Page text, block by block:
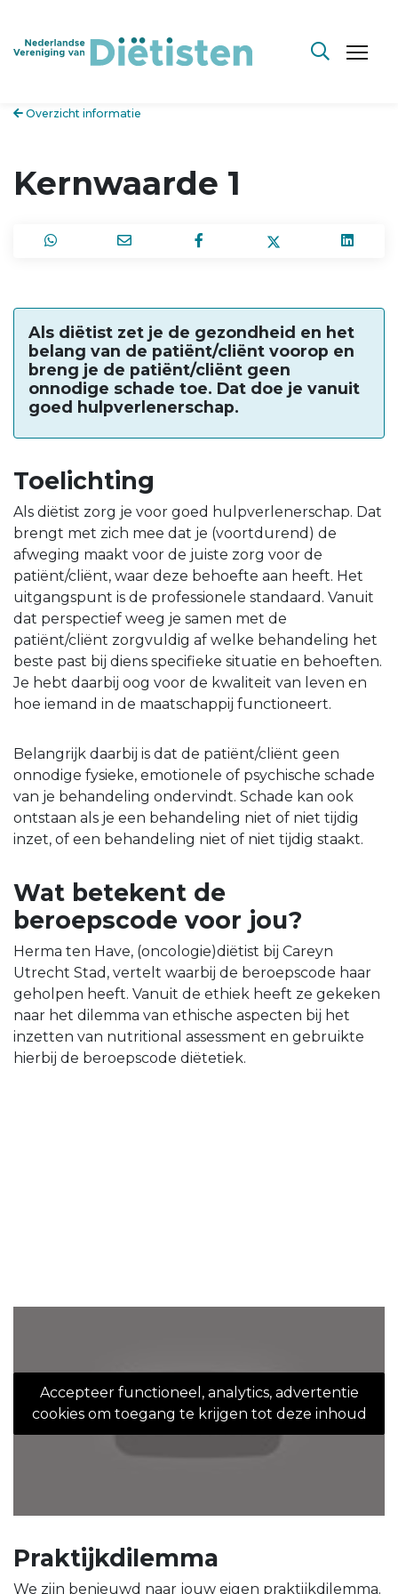
Overzicht informatie
Kernwaarde 1
Als diëtist zet je de gezondheid en het
belang van de patiënt/cliënt voorop en
breng je de patiënt/cliënt geen
onnodige schade toe. Dat doe je vanuit
goed hulpverlenerschap.
Toelichting
Als diëtist zorg je voor goed hulpverlenerschap. Dat
brengt met zich mee dat je (voortdurend) de
afweging maakt voor de juiste zorg voor de
patiënt/cliënt, waar deze behoefte aan heeft. Het
uitgangspunt is de professionele standaard. Vanuit
dat perspectief weeg je samen met de
patiënt/cliënt zorgvuldig af welke behandeling het
beste past bij diens specifieke situatie en behoeften.
Je hebt daarbij oog voor de kwaliteit van leven en
hoe iemand in de maatschappij functioneert.
Belangrijk daarbij is dat de patiënt/cliënt geen
onnodige fysieke, emotionele of psychische schade
van je behandeling ondervindt. Schade kan ook
ontstaan als je een behandeling niet of niet tijdig
inzet, of een behandeling niet of niet tijdig staakt.
Wat betekent de
beroepscode voor jou?
Herma ten Have, (oncologie)diëtist bij Careyn
Utrecht Stad, vertelt waarbij de beroepscode haar
geholpen heeft. Vanuit de ethiek heeft ze gekeken
naar het dilemma van ethische aspecten bij het
inzetten van nutritional assessment en gebruikte
hierbij de beroepscode diëtetiek.
Accepteer functioneel, analytics, advertentie
cookies om toegang te krijgen tot deze inhoud
Praktijkdilemma
We zijn benieuwd naar jouw eigen praktijkdilemma.